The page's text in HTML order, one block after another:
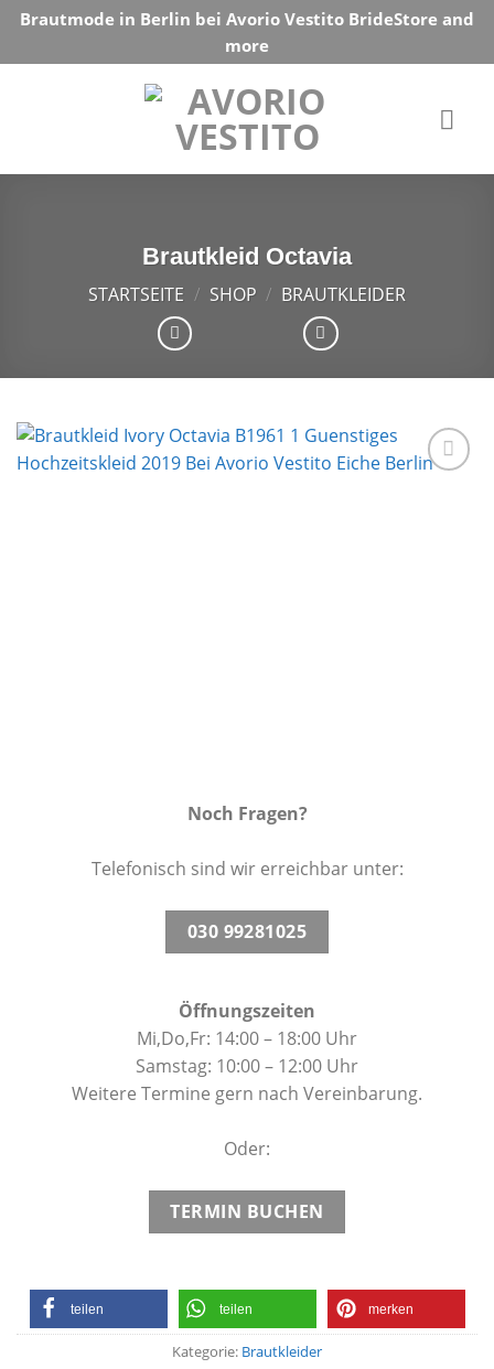
Skip
content
Brautmode in Berlin bei Avorio Vestito BrideStore and
more
Brautkleid Octavia
STARTSEITE / SHOP / BRAUTKLEIDER
Noch Fragen?
Telefonisch sind wir erreichbar unter:
030 99281025
Öffnungszeiten
Mi,Do,Fr: 14:00 – 18:00 Uhr
Samstag: 10:00 – 12:00 Uhr
Weitere Termine gern nach Vereinbarung.
Oder:
TERMIN BUCHEN
teilen teilen merken
Kategorie: Brautkleider